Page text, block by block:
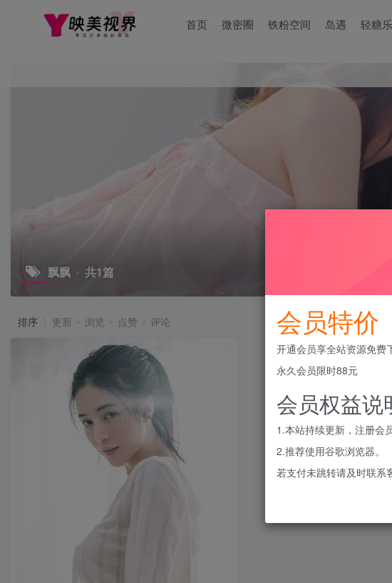
首页 微密圈 铁粉空间 岛遇 轻糖
飘飘 共1篇
排序 更新 浏览 点赞 评论 会员特价
开通会员享全站资源免费
永久会员限时88元
会员权益说
1.本站持续更新，注册会
2.推荐使用谷歌浏览器。
若支付未跳转请及时联系